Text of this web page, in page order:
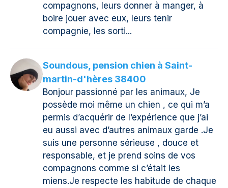
compagnons, leurs donner à manger, à
boire jouer avec eux, leurs tenir
compagnie, les sorti...
Soundous, pension chien à Saint-
martin-d'hères 38400
Bonjour passionné par les animaux, Je
possède moi même un chien , ce qui m’a
permis d’acquérir de l’expérience que j’ai
eu aussi avec d’autres animaux garde .Je
suis une personne sérieuse , douce et
responsable, et je prend soins de vos
compagnons comme si c’était les
miens.Je respecte les habitude de chaque